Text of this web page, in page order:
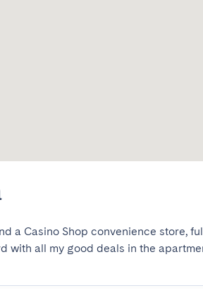
a Casino Shop convenience store,
with all my good deals in the